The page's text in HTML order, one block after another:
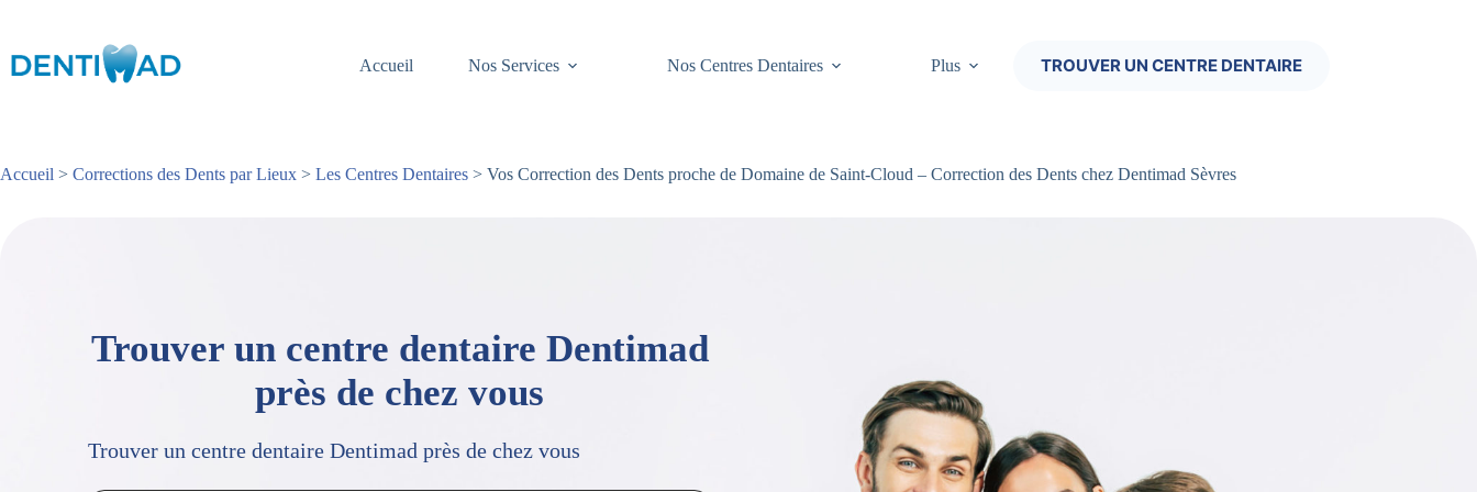
Accueil
Nos Services Nos Centres Dentaires Plus TROUVER UN CENTRE DENTAIRE
Accueil > Corrections des Dents par Lieux > Les Centres Dentaires > Vos Correction des Dents proche de Domaine de Saint-Cloud – Correction des Dents chez Dentimad Sèvres
Trouver un centre dentaire Dentimad
près de chez vous
Trouver un centre dentaire Dentimad près de chez vous